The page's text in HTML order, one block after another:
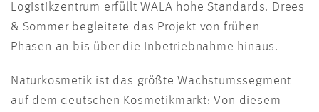
Logistikzentrum erfüllt WALA hohe Standards. Drees
& Sommer begleitete das Projekt von frühen
Phasen an bis über die Inbetriebnahme hinaus.
Naturkosmetik ist das größte Wachstumssegment
auf dem deutschen Kosmetikmarkt: Von diesem